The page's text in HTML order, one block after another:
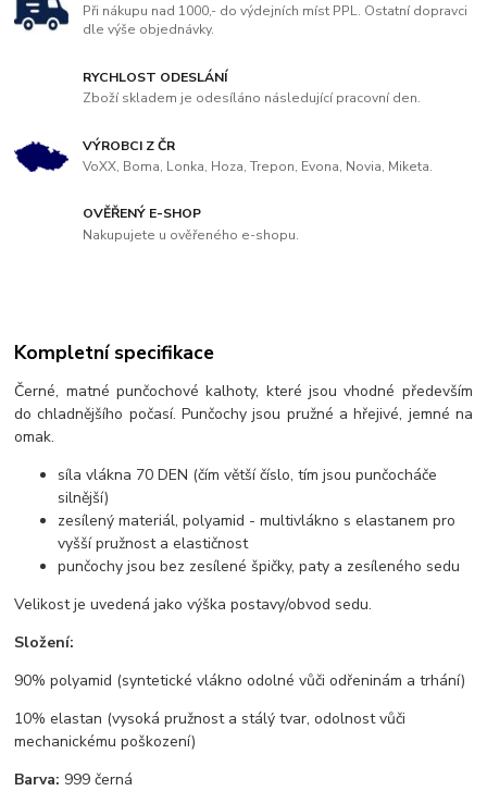
Při nákupu nad 1000,- do výdejních míst PPL. Ostatní dopravci
dle výše objednávky.
RYCHLOST ODESLÁNÍ
Zboží skladem je odesíláno následující pracovní den.
VÝROBCI Z ČR
VoXX, Boma, Lonka, Hoza, Trepon, Evona, Novia, Miketa.
OVĚŘENÝ E-SHOP
Nakupujete u ověřeného e-shopu.
Kompletní specifikace
Černé, matné punčochové kalhoty, které jsou vhodné především
do chladnějšího počasí. Punčochy jsou pružné a hřejivé, jemné na
omak.
síla vlákna 70 DEN (čím větší číslo, tím jsou punčocháče
silnější)
zesílený materiál, polyamid - multivlákno s elastanem pro
vyšší pružnost a elastičnost
punčochy jsou bez zesílené špičky, paty a zesíleného sedu
Velikost je uvedená jako výška postavy/obvod sedu.
Složení:
90% polyamid (syntetické vlákno odolné vůči odřeninám a trhání)
10% elastan (vysoká pružnost a stálý tvar, odolnost vůči
mechanickému poškození)
Barva: 999 černá